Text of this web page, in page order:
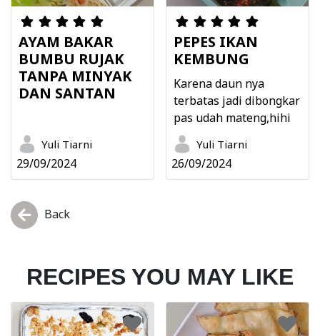
AYAM BAKAR
BUMBU RUJAK
TANPA MINYAK
DAN SANTAN
Yuli Tiarni
29/09/2024
PEPES IKAN
KEMBUNG
Karena daun nya
terbatas jadi dibongkar
pas udah mateng,hihi
Yuli Tiarni
26/09/2024
Back
RECIPES YOU MAY LIKE